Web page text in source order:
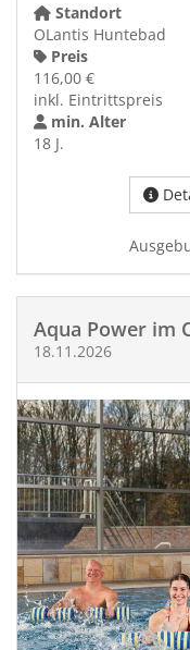
Standort
OLantis Huntebad
Preis
116,00 €
inkl. Eintrittspreis
min. Alter
18 J.
Aqua Power im
18.11.2026